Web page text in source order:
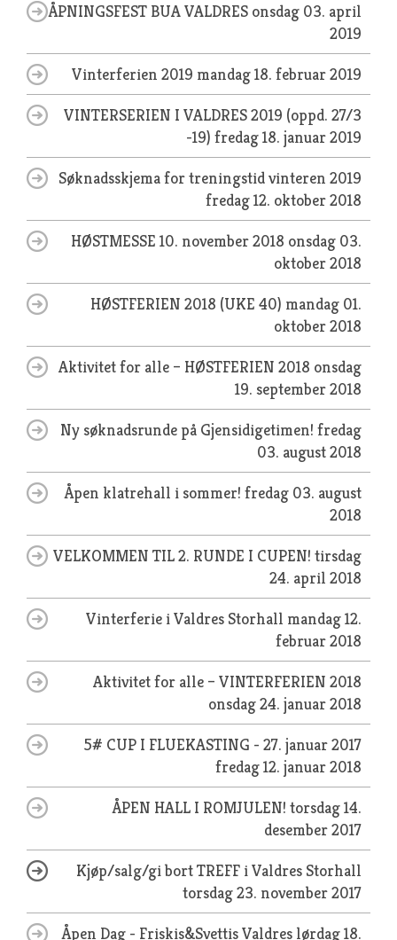
ÅPNINGSFEST BUA VALDRES onsdag 03. april
2019
Vinterferien 2019 mandag 18. februar 2019
VINTERSERIEN I VALDRES 2019 (oppd. 27/3
-19) fredag 18. januar 2019
Søknadsskjema for treningstid vinteren 2019
fredag 12. oktober 2018
HØSTMESSE 10. november 2018 onsdag 03.
oktober 2018
HØSTFERIEN 2018 (UKE 40) mandag 01.
oktober 2018
Aktivitet for alle – HØSTFERIEN 2018 onsdag
19. september 2018
Ny søknadsrunde på Gjensidigetimen! fredag
03. august 2018
Åpen klatrehall i sommer! fredag 03. august
2018
VELKOMMEN TIL 2. RUNDE I CUPEN! tirsdag
24. april 2018
Vinterferie i Valdres Storhall mandag 12.
februar 2018
Aktivitet for alle – VINTERFERIEN 2018
onsdag 24. januar 2018
5# CUP I FLUEKASTING - 27. januar 2017
fredag 12. januar 2018
ÅPEN HALL I ROMJULEN! torsdag 14.
desember 2017
Kjøp/salg/gi bort TREFF i Valdres Storhall
torsdag 23. november 2017
Åpen Dag - Friskis&Svettis Valdres lørdag 18.